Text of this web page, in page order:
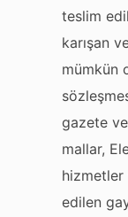
teslim
karışan
mümkün
gazete
mallar,
hizmetler
edilen